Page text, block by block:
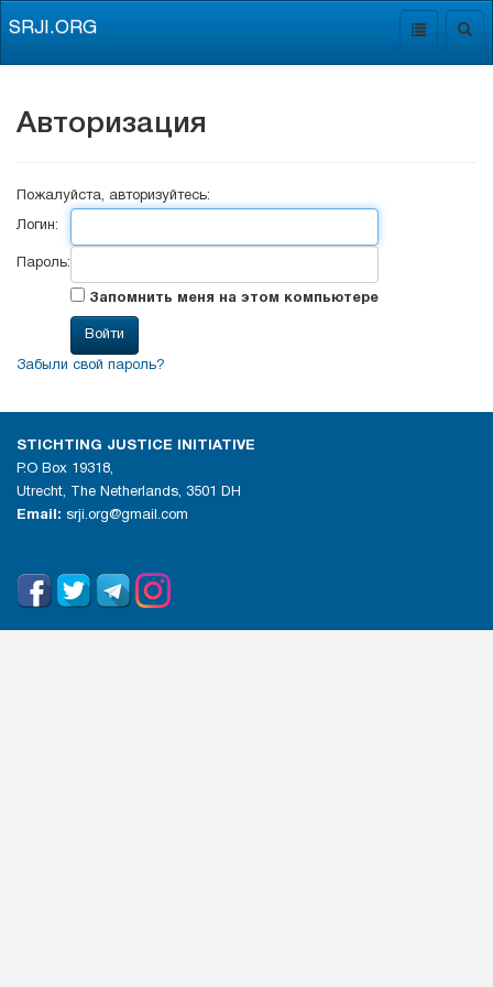
Toggle
SRJI.ORG
Авторизация
Пожалуйста, авторизуйтесь:
Логин:
Пароль:
Запомнить меня на этом компьютере
Забыли свой пароль?
STICHTING JUSTICE INITIATIVE
P.O Box 19318,
Utrecht, The Netherlands, 3501 DH
Email: srji.org@gmail.com